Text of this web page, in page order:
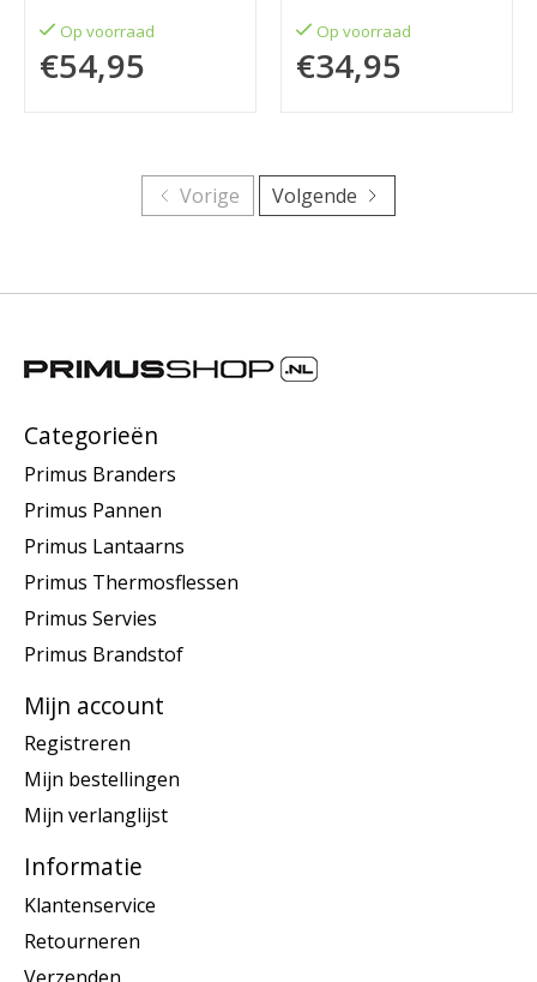
Op voorraad
€54,95
Op voorraad
€34,95
Vorige Volgende
Categorieën
Primus Branders
Primus Pannen
Primus Lantaarns
Primus Thermosflessen
Primus Servies
Primus Brandstof
Mijn account
Registreren
Mijn bestellingen
Mijn verlanglijst
Informatie
Klantenservice
Retourneren